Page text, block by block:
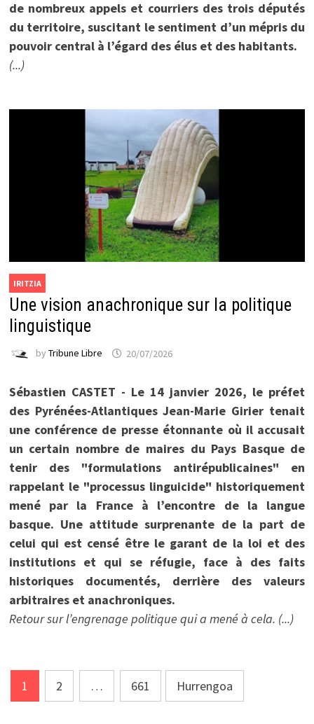
de nombreux appels et courriers des trois députés
du territoire, suscitant le sentiment d’un mépris du
pouvoir central à l’égard des élus et des habitants.
(...)
IRITZIA
Une vision anachronique sur la politique
linguistique
by Tribune Libre 20/07/2026
Sébastien CASTET - Le 14 janvier 2026, le préfet
des Pyrénées-Atlantiques Jean-Marie Girier tenait
une conférence de presse étonnante où il accusait
un certain nombre de maires du Pays Basque de
tenir des "formulations antirépublicaines" en
rappelant le "processus linguicide" historiquement
mené par la France à l’encontre de la langue
basque. Une attitude surprenante de la part de
celui qui est censé être le garant de la loi et des
institutions et qui se réfugie, face à des faits
historiques documentés, derrière des valeurs
arbitraires et anachroniques.
Retour sur l’engrenage politique qui a mené à cela. (...)
Posts
pagination
1 2 … 661 Hurrengoa